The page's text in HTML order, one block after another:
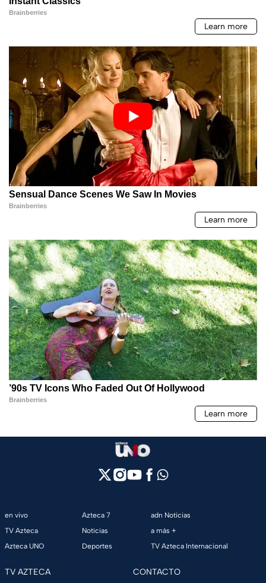
en vivo
TV Azteca
Azteca UNO
Azteca 7
Noticias
Deportes
adn Noticias
a más +
TV Azteca Internacional
TV AZTECA CONTACTO